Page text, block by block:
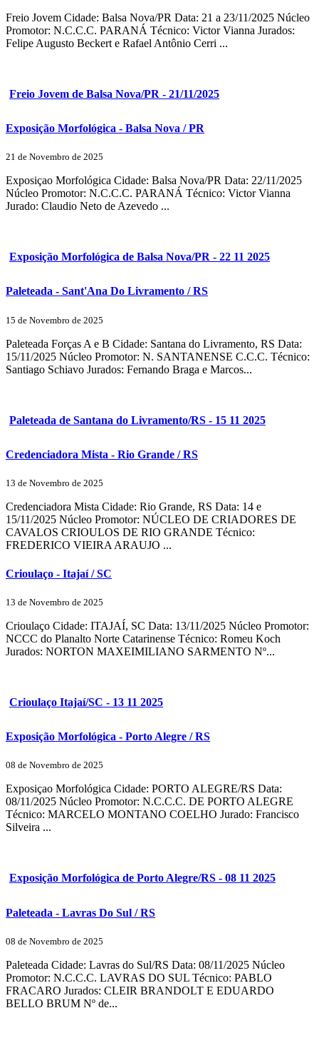
Freio Jovem Cidade: Balsa Nova/PR Data: 21 a 23/11/2025 Núcleo
Promotor: N.C.C.C. PARANÁ Técnico: Victor Vianna Jurados:
Felipe Augusto Beckert e Rafael Antônio Cerri ...
Freio Jovem de Balsa Nova/PR - 21/11/2025
Exposição Morfológica - Balsa Nova / PR
21 de Novembro de 2025
Exposiçao Morfológica Cidade: Balsa Nova/PR Data: 22/11/2025
Núcleo Promotor: N.C.C.C. PARANÁ Técnico: Victor Vianna
Jurado: Claudio Neto de Azevedo ...
Exposição Morfológica de Balsa Nova/PR - 22 11 2025
Paleteada - Sant'Ana Do Livramento / RS
15 de Novembro de 2025
Paleteada Forças A e B Cidade: Santana do Livramento, RS Data:
15/11/2025 Núcleo Promotor: N. SANTANENSE C.C.C. Técnico:
Santiago Schiavo Jurados: Fernando Braga e Marcos...
Paleteada de Santana do Livramento/RS - 15 11 2025
Credenciadora Mista - Rio Grande / RS
13 de Novembro de 2025
Credenciadora Mista Cidade: Rio Grande, RS Data: 14 e
15/11/2025 Núcleo Promotor: NÚCLEO DE CRIADORES DE
CAVALOS CRIOULOS DE RIO GRANDE Técnico:
FREDERICO VIEIRA ARAUJO ...
Crioulaço - Itajaí / SC
13 de Novembro de 2025
Crioulaço Cidade: ITAJAÍ, SC Data: 13/11/2025 Núcleo Promotor:
NCCC do Planalto Norte Catarinense Técnico: Romeu Koch
Jurados: NORTON MAXEIMILIANO SARMENTO Nº...
Crioulaço Itajaí/SC - 13 11 2025
Exposição Morfológica - Porto Alegre / RS
08 de Novembro de 2025
Exposiçao Morfológica Cidade: PORTO ALEGRE/RS Data:
08/11/2025 Núcleo Promotor: N.C.C.C. DE PORTO ALEGRE
Técnico: MARCELO MONTANO COELHO Jurado: Francisco
Silveira ...
Exposição Morfológica de Porto Alegre/RS - 08 11 2025
Paleteada - Lavras Do Sul / RS
08 de Novembro de 2025
Paleteada Cidade: Lavras do Sul/RS Data: 08/11/2025 Núcleo
Promotor: N.C.C.C. LAVRAS DO SUL Técnico: PABLO
FRACARO Jurados: CLEIR BRANDOLT E EDUARDO
BELLO BRUM Nº de...